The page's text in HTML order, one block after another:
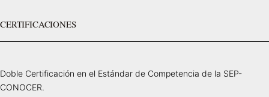
CERTIFICACIONES
Doble Certificación en el Estándar de Competencia de la SEP-
CONOCER.